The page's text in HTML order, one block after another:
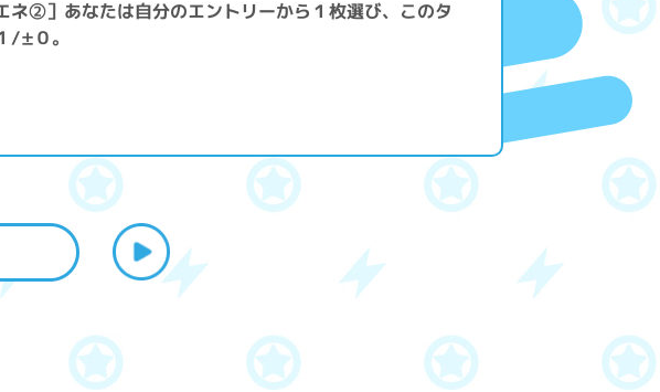
ネ②］あなたは自分のエントリーから１枚選び、このタ
/±０。